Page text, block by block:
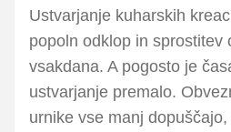
Ustvarjanje kuharskih
popoln odklop in sprostitev
vsakdana. A pogosto je
ustvarjanje premalo.
urnike vse manj